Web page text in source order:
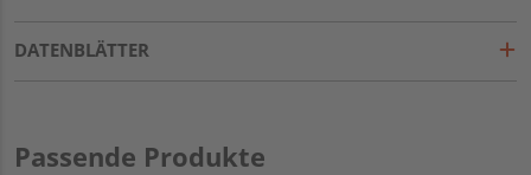
DATENBLÄTTER
Passende Produkte